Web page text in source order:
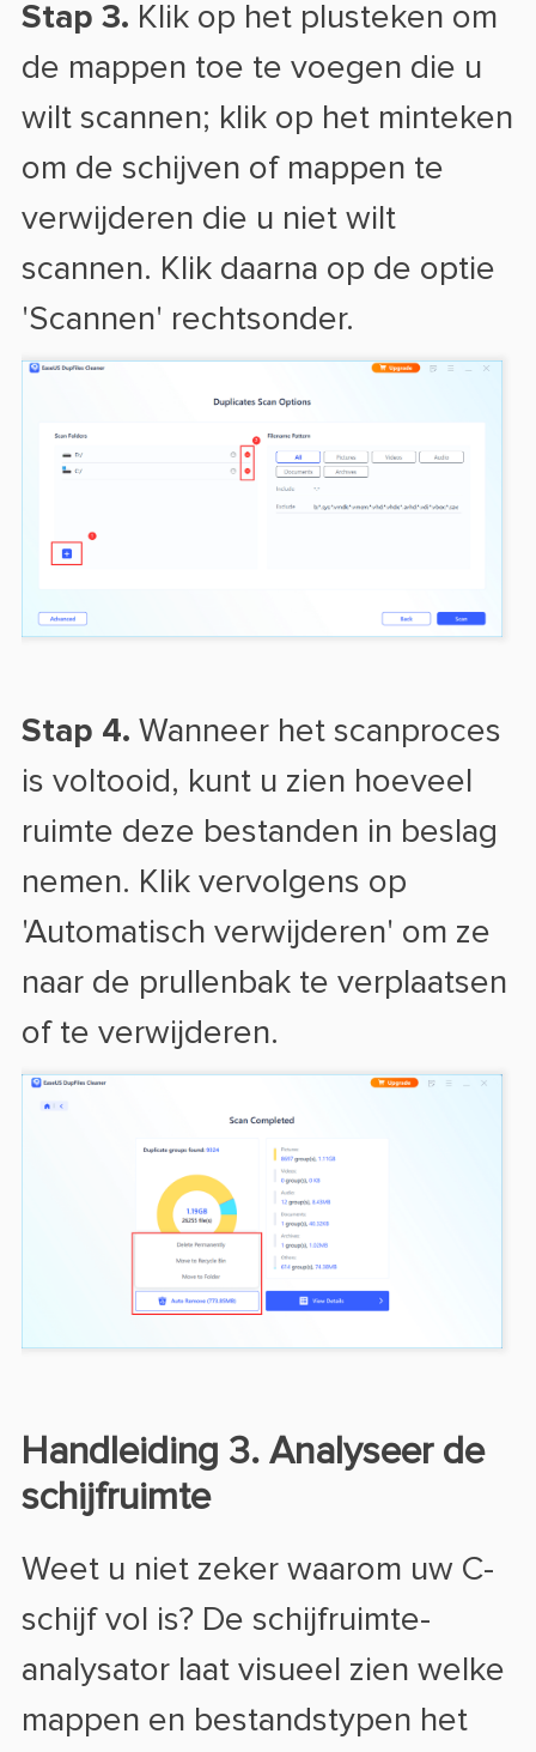
Stap 3. Klik op het plusteken om
de mappen toe te voegen die u
wilt scannen; klik op het minteken
om de schijven of mappen te
verwijderen die u niet wilt
scannen. Klik daarna op de optie
'Scannen' rechtsonder.
Stap 4. Wanneer het scanproces
is voltooid, kunt u zien hoeveel
ruimte deze bestanden in beslag
nemen. Klik vervolgens op
'Automatisch verwijderen' om ze
naar de prullenbak te verplaatsen
of te verwijderen.
Handleiding 3. Analyseer de
schijfruimte
Weet u niet zeker waarom uw C-
schijf vol is? De schijfruimte-
analysator laat visueel zien welke
mappen en bestandstypen het